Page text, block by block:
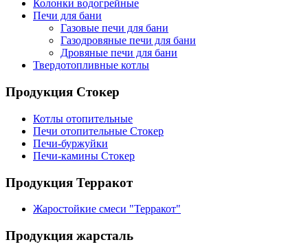
Колонки водогрейные
Печи для бани
Газовые печи для бани
Газодровяные печи для бани
Дровяные печи для бани
Твердотопливные котлы
Продукция Стокер
Котлы отопительные
Печи отопительные Стокер
Печи-буржуйки
Печи-камины Стокер
Продукция Терракот
Жаростойкие смеси "Терракот"
Продукция жарсталь